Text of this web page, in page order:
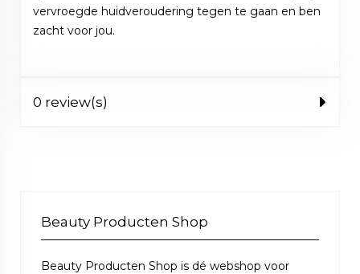
vervroegde huidveroudering tegen te gaan en ben
zacht voor jou.
0 review(s)
Beauty Producten Shop
Beauty Producten Shop is dé webshop voor